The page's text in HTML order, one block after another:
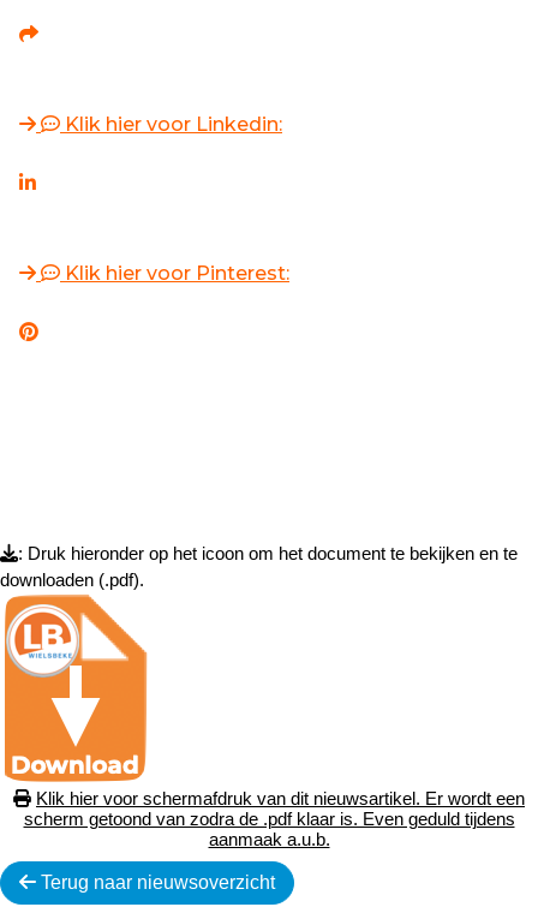
Klik hier voor Linkedin:
Klik hier voor Pinterest:
: Druk hieronder op het icoon om het document te bekijken en te
downloaden (.pdf).
Klik hier voor schermafdruk van dit nieuwsartikel. Er wordt een
scherm getoond van zodra de .pdf klaar is. Even geduld tijdens
aanmaak a.u.b.
Terug naar nieuwsoverzicht